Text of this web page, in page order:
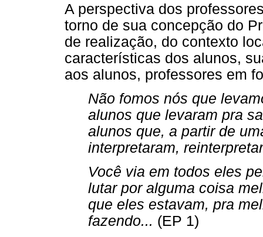
A perspectiva dos
torno de sua concepção do
de realização, do contexto
características dos alunos,
aos alunos, professores em
Não fomos nós que
alunos que levaram pra
alunos que, a partir de
interpretaram,
Você via em todos eles
lutar por alguma coisa
que eles estavam, pra
fazendo... (EP 1)